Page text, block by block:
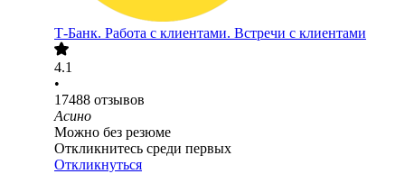
Т-Банк. Работа с клиентами. Встречи с клиентами
4.1
•
17488 отзывов
Асино
Можно без резюме
Откликнитесь среди первых
Откликнуться